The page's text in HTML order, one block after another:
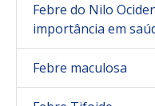
Febre do Nilo
importância em
Febre maculosa